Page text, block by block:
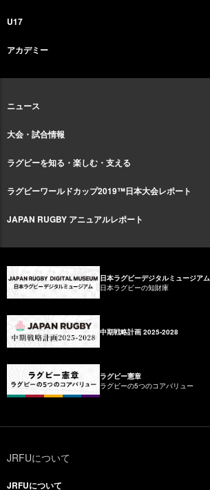
U17
アカデミー
ニュース
大会・試合情報
ラグビーを知る・楽しむ・支える
ラグビーワールドカップ2019™日本大会レポート
JAPAN RUGBY アニュアルレポート
日本ラグビーデジタルミュージアム
日本ラグビーの知財庫
中期戦略計画 2025-2028
ラグビー憲章
ラグビーの5つのコアバリュー
JRFUについて
JRFUについて